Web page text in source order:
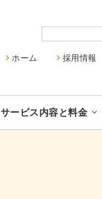
ホーム 採用情報
サービス内容と料金